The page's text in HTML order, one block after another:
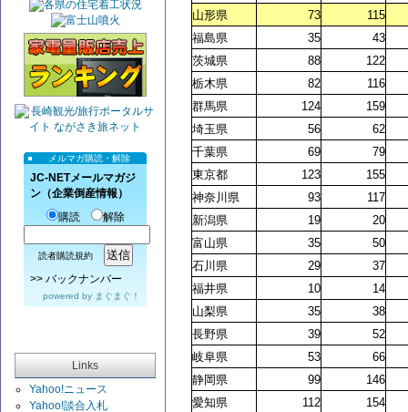
メルマガ購読・解除
JC-NETメールマガジ
ン（企業倒産情報）
購読
解除
読者購読規約
>> バックナンバー
powered by まぐまぐ！
Links
Yahoo!ニュース
Yahoo!談合入札
山形県
73
115
福島県
35
43
茨城県
88
122
栃木県
82
116
群馬県
124
159
埼玉県
56
62
千葉県
69
79
東京都
123
155
神奈川県
93
117
新潟県
19
20
富山県
35
50
石川県
29
37
福井県
10
14
山梨県
35
38
長野県
39
52
岐阜県
53
66
静岡県
99
146
愛知県
112
154